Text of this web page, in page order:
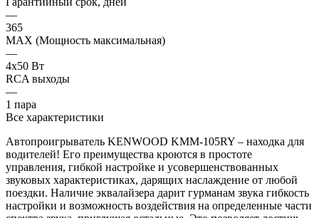
—
365
MAX (Мощность максимальная)
—
4х50 Вт
RCA выходы
—
1 пара
Все характеристики
Автопроигрыватель KENWOOD KMM-105RY – находка для
водителей! Его преимущества кроются в простоте
управления, гибкой настройке и усовершенствованных
звуковых характеристиках, дарящих наслаждение от любой
поездки. Наличие эквалайзера дарит гурманам звука гибкость
настройки и возможность воздействия на определенные части